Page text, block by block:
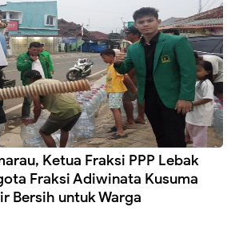
Ketua Fraksi PPP Lebak
Fraksi Adiwinata Kusuma
Bersih untuk Warga